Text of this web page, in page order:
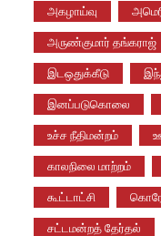
அகழாய்வு
அருண்குமார் தங்கராஜ்
இடஒதுக்கீடு
இனப்படுகொலை
உச்ச நீதிமன்றம்
காலநிலை மாற்றம்
கூட்டாட்சி
சட்டமன்றத் தேர்தல்